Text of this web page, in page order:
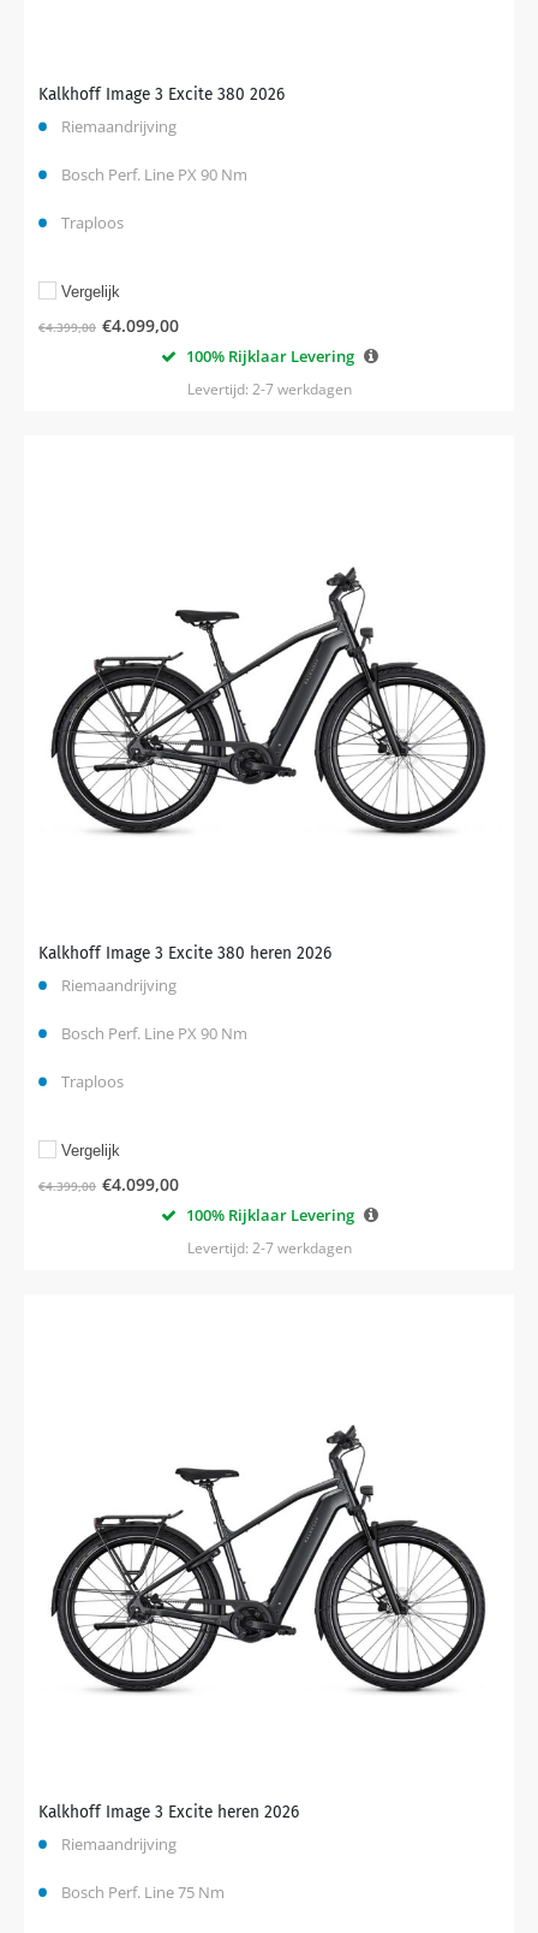
Kalkhoff Image 3 Excite 380 2026
100% Rijklaar Levering
Levertijd: 2-7 werkdagen
Riemaandrijving
Bosch Perf. Line PX 90 Nm
Traploos
€4.399,00 €4.099,00
Vergelijk
Kalkhoff Image 3 Excite 380 heren 2026
100% Rijklaar Levering
Levertijd: 2-7 werkdagen
Riemaandrijving
Bosch Perf. Line PX 90 Nm
Traploos
€4.399,00 €4.099,00
Vergelijk
Kalkhoff Image 3 Excite heren 2026
Riemaandrijving
Bosch Perf. Line 75 Nm